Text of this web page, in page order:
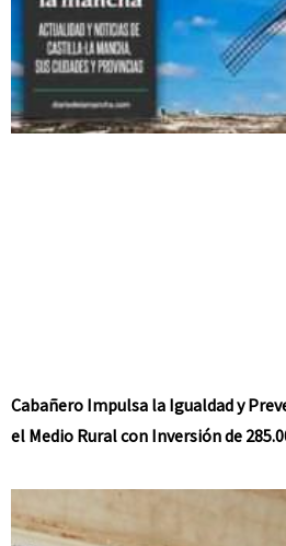
Cabañero Impulsa la Igualdad y
el Medio Rural con Inversión de